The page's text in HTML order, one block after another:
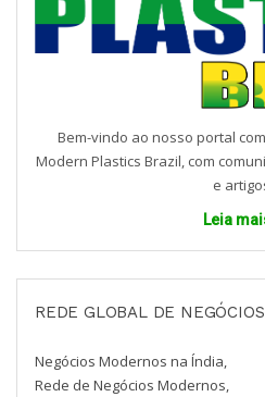
Bem-vindo ao nosso portal
Modern Plastics Brazil, com
e
Leia
REDE GLOBAL DE
Negócios Modernos na Índia,
Rede de Negócios Modernos,